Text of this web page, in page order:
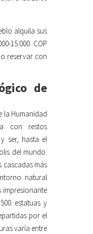
alquila sus
15.000 COP
reservar con
de
la Humanidad
con restos
ser, hasta el
del mundo.
cascadas más
natural
impresionante
estatuas y
por el
varía entre